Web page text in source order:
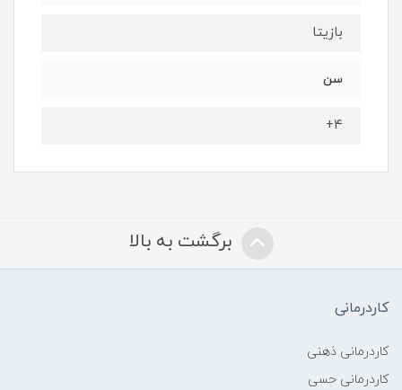
بازیتا
سن
۴+
برگشت به بالا
کاردرمانی
کاردرمانی ذهنی
کاردرمانی حسی